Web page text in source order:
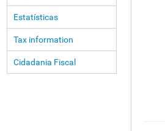
Estatísticas
Tax information
Cidadania Fiscal